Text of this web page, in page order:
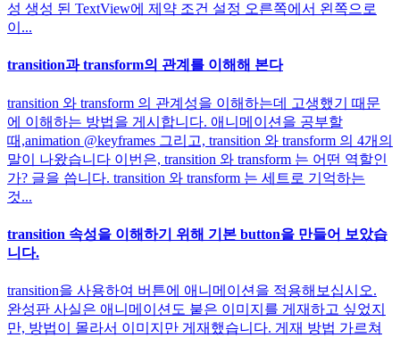
성 생성 된 TextView에 제약 조건 설정 오른쪽에서 왼쪽으로
이...
transition과 transform의 관계를 이해해 본다
transition 와 transform 의 관계성을 이해하는데 고생했기 때문
에 이해하는 방법을 게시합니다. 애니메이션을 공부할
때,animation @keyframes 그리고, transition 와 transform 의 4개의
말이 나왔습니다 이번은, transition 와 transform 는 어떤 역할인
가? 글을 씁니다. transition 와 transform 는 세트로 기억하는
것...
transition 속성을 이해하기 위해 기본 button을 만들어 보았습
니다.
transition을 사용하여 버튼에 애니메이션을 적용해보십시오.
완성판 사실은 애니메이션도 붙은 이미지를 게재하고 싶었지
만, 방법이 몰라서 이미지만 게재했습니다. 게재 방법 가르쳐